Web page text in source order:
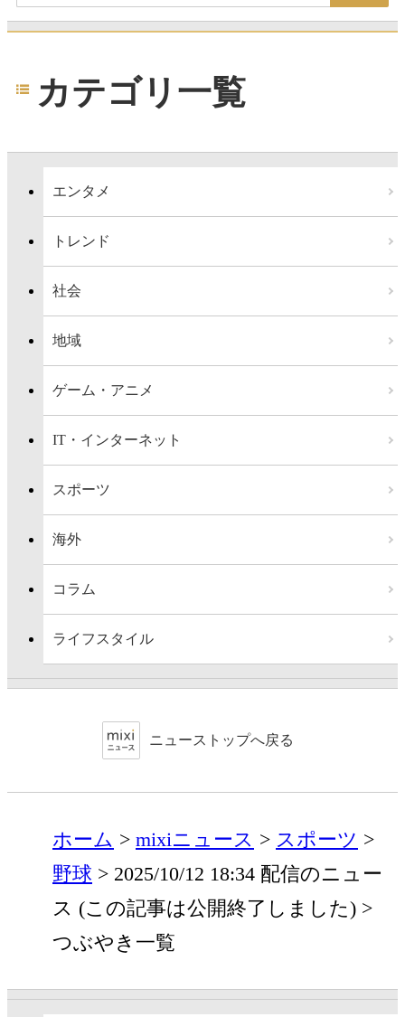
カテゴリ一覧
エンタメ
トレンド
社会
地域
ゲーム・アニメ
IT・インターネット
スポーツ
海外
コラム
ライフスタイル
ニューストップへ戻る
ホーム mixiニュース
スポーツ
野球
2025/10/12 18:34 配信のニュー
ス (この記事は公開終了しました)
つぶやき一覧